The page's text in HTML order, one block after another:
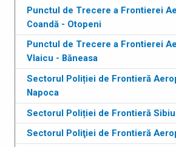
Punctul de Trecere a Frontierei
Coandă - Otopeni
Punctul de Trecere a Frontierei
Vlaicu - Băneasa
Sectorul Poliției de Frontieră
Napoca
Sectorul Poliției de Frontieră Sibiu
Sectorul Poliţiei de Frontieră